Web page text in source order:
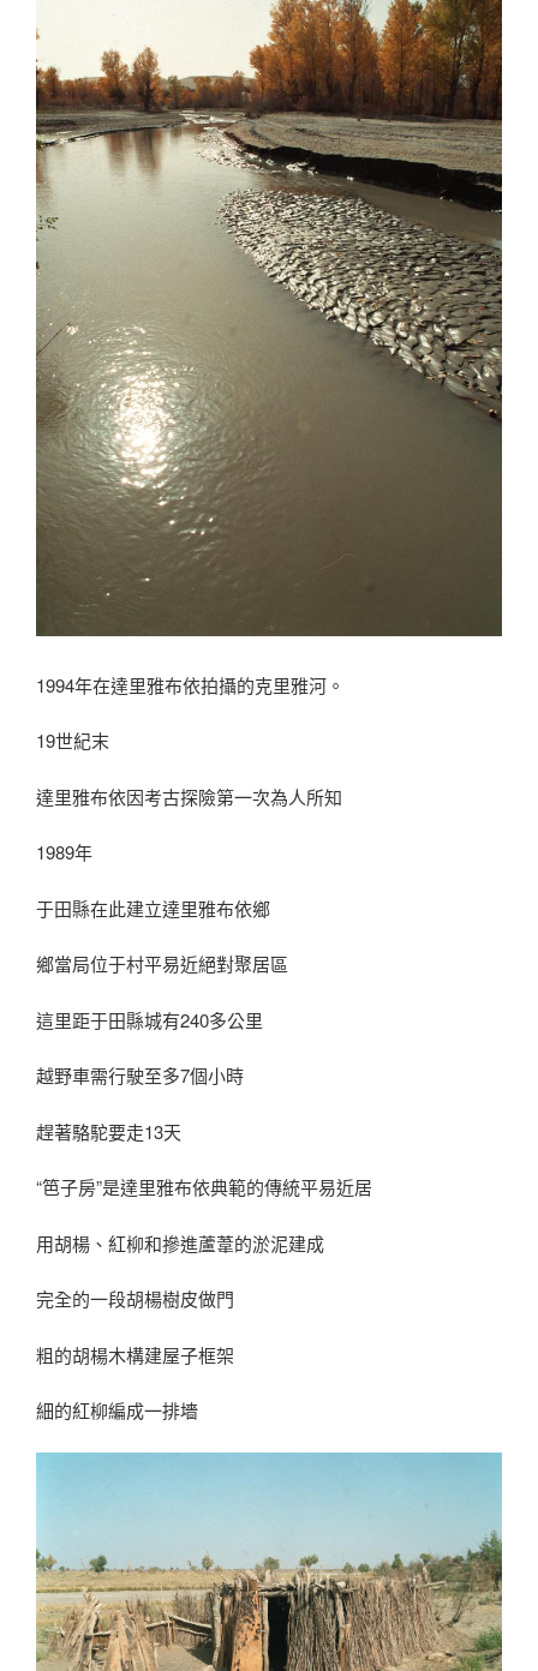
1994年在達里雅布依拍攝的克里雅河。
19世紀末
達里雅布依因考古探險第一次為人所知
1989年
于田縣在此建立達里雅布依鄉
鄉當局位于村平易近絕對聚居區
這里距于田縣城有240多公里
越野車需行駛至多7個小時
趕著駱駝要走13天
“笆子房”是達里雅布依典範的傳統平易近居
用胡楊、紅柳和摻進蘆葦的淤泥建成
完全的一段胡楊樹皮做門
粗的胡楊木構建屋子框架
細的紅柳編成一排墻